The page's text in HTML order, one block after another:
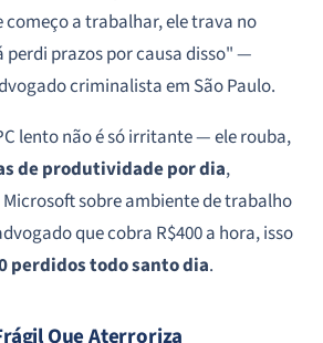
a trabalhar, ele trava no
perdi prazos por causa disso" —
criminalista em São Paulo.
lento não é só irritante — ele rouba,
de produtividade por dia,
sobre ambiente de trabalho
que cobra R$400 a hora, isso
perdidos todo santo dia.
Que Aterroriza